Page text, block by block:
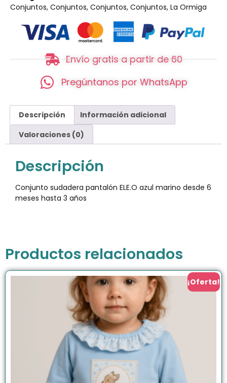
Conjuntos, Conjuntos, Conjuntos, Conjuntos, La Ormiga
Envío gratis a partir de 60
Pregúntanos por WhatsApp
Descripción
Información adicional
Valoraciones (0)
Descripción
Conjunto sudadera pantalón ELE.O azul marino desde 6
meses hasta 3 años
Productos relacionados
¡Oferta!